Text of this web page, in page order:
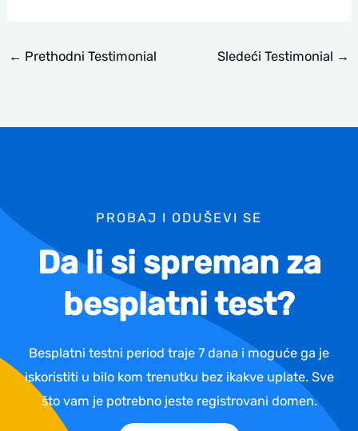
← Prethodni Testimonial Sledeći Testimonial →
PROBAJ I ODUŠEVI SE
Da li si spreman za
besplatni test?
Besplatni testni period traje 7 dana i moguće ga je
iskoristiti u bilo kom trenutku bez ikakve uplate. Sve
što vam je potrebno jeste registrovani domen.